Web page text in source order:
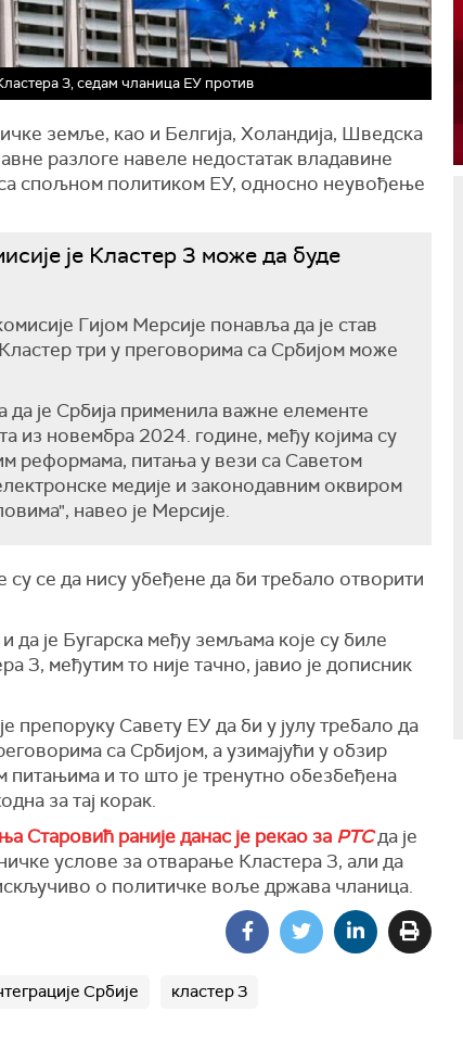
3, седам чланица ЕУ против
земље, као и Белгија, Холандија, Шведска
разлоге навеле недостатак владавине
спољном политиком ЕУ, односно неувођење
је Кластер 3 може да буде
Гијом Мерсије понавља да је став
три у преговорима са Србијом може
да је Србија применила важне елементе
из новембра 2024. године, међу којима су
реформама, питања у вези са Саветом
медије и законодавним оквиром
навео је Мерсије.
се да нису убеђене да би требало отворити
да је Бугарска међу земљама које су биле
3, међутим то није тачно, јавио је дописник
препоруку Савету ЕУ да би у јулу требало да
са Србијом, а узимајући у обзир
питањима и то што је тренутно обезбеђена
за тај корак.
Старовић раније данас је рекао за РТСда је
услове за отварање Кластера 3, али да
о политичке воље држава чланица.
Србије кластер 3